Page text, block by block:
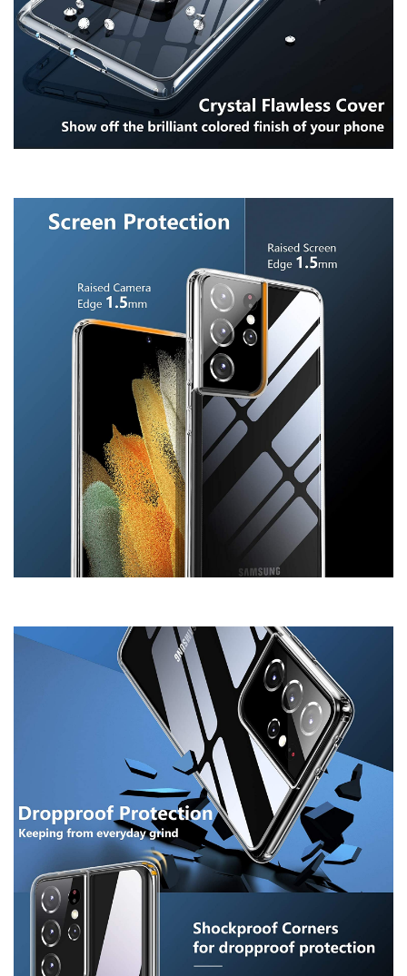
GỬI
Chúc quý khách 1 ngày tốt lành!